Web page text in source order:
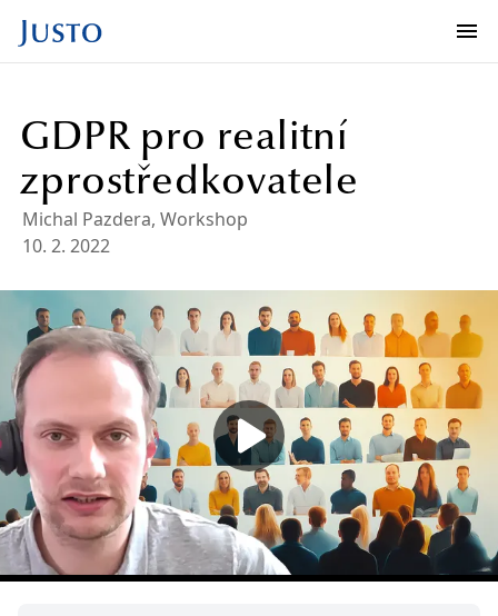
GDPR pro realitní
zprostředkovatele
Michal Pazdera, Workshop
10. 2. 2022